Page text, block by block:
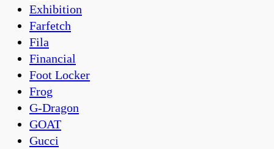
Exhibition
Farfetch
Fila
Financial
Foot Locker
Frog
G-Dragon
GOAT
Gucci